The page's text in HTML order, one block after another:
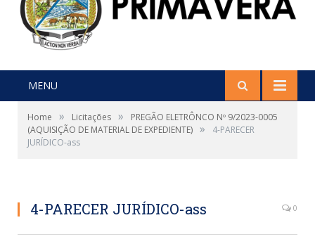
MENU
Home » Licitações »
PREGÃO ELETRÔNCO Nº 9/2023-0005
(AQUISIÇÃO DE MATERIAL DE EXPEDIENTE) »
4-PARECER
JURÍDICO-ass
4-PARECER JURÍDICO-ass 0